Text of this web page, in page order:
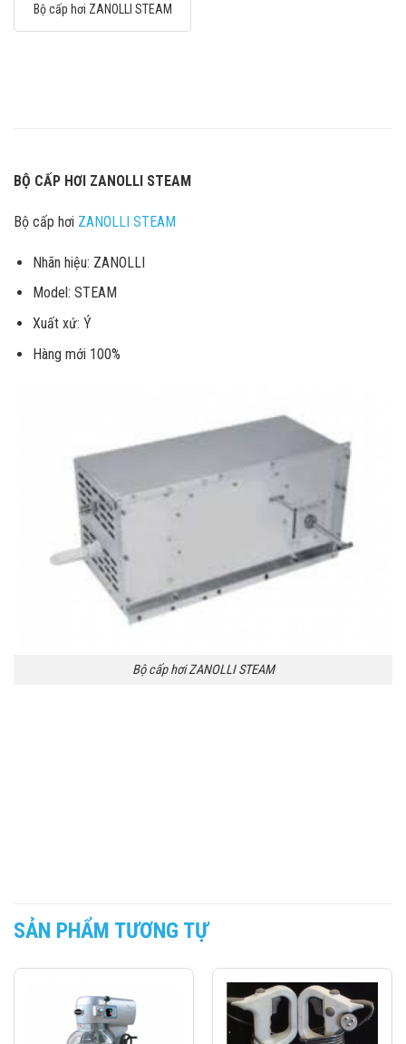
Bộ cấp hơi ZANOLLI STEAM
BỘ CẤP HƠI ZANOLLI STEAM
Bộ cấp hơi ZANOLLI STEAM
Nhãn hiệu: ZANOLLI
Model: STEAM
Xuất xứ: Ý
Hàng mới 100%
Bộ cấp hơi ZANOLLI STEAM
SẢN PHẨM TƯƠNG TỰ